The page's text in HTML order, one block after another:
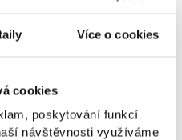
Více o cookies
cookies
poskytování funkcí
návštěvnosti využíváme